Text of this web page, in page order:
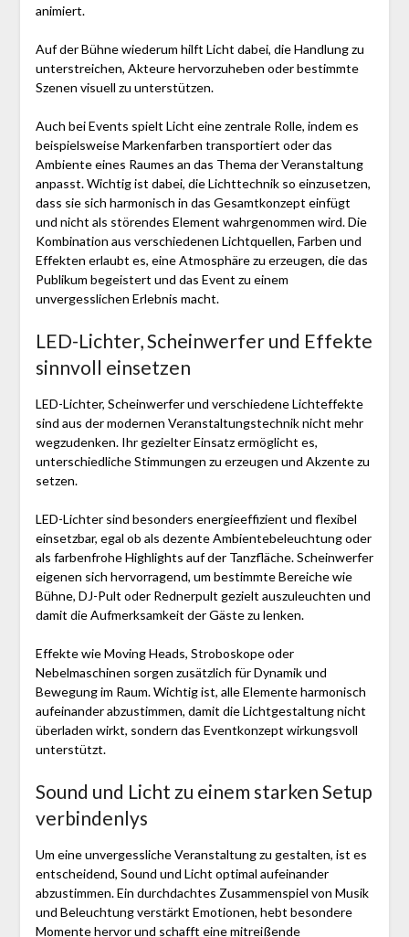
animiert.
Auf der Bühne wiederum hilft Licht dabei, die Handlung zu
unterstreichen, Akteure hervorzuheben oder bestimmte
Szenen visuell zu unterstützen.
Auch bei Events spielt Licht eine zentrale Rolle, indem es
beispielsweise Markenfarben transportiert oder das
Ambiente eines Raumes an das Thema der Veranstaltung
anpasst. Wichtig ist dabei, die Lichttechnik so einzusetzen,
dass sie sich harmonisch in das Gesamtkonzept einfügt
und nicht als störendes Element wahrgenommen wird. Die
Kombination aus verschiedenen Lichtquellen, Farben und
Effekten erlaubt es, eine Atmosphäre zu erzeugen, die das
Publikum begeistert und das Event zu einem
unvergesslichen Erlebnis macht.
LED-Lichter, Scheinwerfer und Effekte
sinnvoll einsetzen
LED-Lichter, Scheinwerfer und verschiedene Lichteffekte
sind aus der modernen Veranstaltungstechnik nicht mehr
wegzudenken. Ihr gezielter Einsatz ermöglicht es,
unterschiedliche Stimmungen zu erzeugen und Akzente zu
setzen.
LED-Lichter sind besonders energieeffizient und flexibel
einsetzbar, egal ob als dezente Ambientebeleuchtung oder
als farbenfrohe Highlights auf der Tanzfläche. Scheinwerfer
eigenen sich hervorragend, um bestimmte Bereiche wie
Bühne, DJ-Pult oder Rednerpult gezielt auszuleuchten und
damit die Aufmerksamkeit der Gäste zu lenken.
Effekte wie Moving Heads, Stroboskope oder
Nebelmaschinen sorgen zusätzlich für Dynamik und
Bewegung im Raum. Wichtig ist, alle Elemente harmonisch
aufeinander abzustimmen, damit die Lichtgestaltung nicht
überladen wirkt, sondern das Eventkonzept wirkungsvoll
unterstützt.
Sound und Licht zu einem starken Setup
verbindenlys
Um eine unvergessliche Veranstaltung zu gestalten, ist es
entscheidend, Sound und Licht optimal aufeinander
abzustimmen. Ein durchdachtes Zusammenspiel von Musik
und Beleuchtung verstärkt Emotionen, hebt besondere
Momente hervor und schafft eine mitreißende